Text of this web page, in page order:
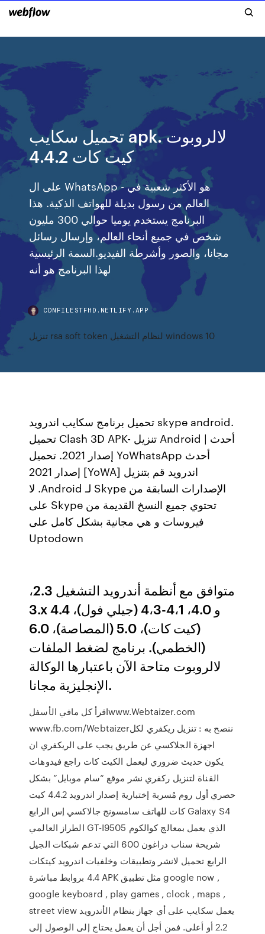
تحميل سكايب apk. لالروبوت
كيت كات 4.4.2
على ال WhatsApp - هو الأكثر شعبية في
العالم من رسول بديلة للهواتف الذكية. هذا
البرنامج يستخدم يوميا حوالي 300 مليون
شخص في جميع أنحاء العالم، وإرسال رسائل
مجانا، والصور وأشرطة الفيديو.السمة الرئيسية
لهذا البرنامج هو أنه
CDNFILESTFHD.NETLIFY.APP
تنزيل rsa soft token لنظام التشغيل windows 10
تحميل برنامج سكايب اندرويد skype android.
تحميل Clash 3D APK- تنزيل Android | أحدث
إصدار 2021. تحميل YoWhatsApp أحدث
إصدار 2021 [YoWA] اندرويد ‫قم بتنزيل
الإصدارات السابقة من Skype لـ Android. لا
تحتوي جميع النسخ القديمة من Skype على
فيروسات و هي مجانية بشكل كامل على
Uptodown
متوافق مع أنظمة أندرويد التشغيل 2.3،
3.x و 4.0، 4،1-4،3 (جيلي فول)، 4.4
(كيت كات)، 5.0 (المصاصة)، 6.0
(الخطمي). برنامج لضغط الملفات
لالروبوت متاحة الآن باعتبارها الوكالة
الإنجليزية مجانا.
اقرأ كل مافي الأسفلwww.Webtaizer.com
www.fb.com/Webtaizerننصح به : تنزيل ريكفري لكل
اجهزة الجلاكسي عن طريق يجب على الريكفري ان
يكون حديث ضروري ليعمل الكيت كات راجع فيدوهات
القناة لتنزيل ركفري نشر موقع “سام موبايل” بشكل
حصري أول روم مُسربة إختبارية إصدار اندرويد 4.4.2 كيت
كات للهاتف سامسونج جالاكسي إس الرابع Galaxy S4
الطراز العالمي GT-I9505 الذي يعمل بمعالج كوالكوم
شريحة سناب دراغون 600 التي تدعم شبكات الجيل
الرابع تحميل لانشر وتطبيقات وخلفيات اندرويد كيتكات
4.4 بروابط مباشرة APK مثل تطبيق google now ,
google keyboard , play games , clock , maps ,
street view يعمل سكايب على أي جهاز بنظام الأندرويد
2.2 أو أعلى. فمن أجل أن يعمل يحتاج إلى الوصول إلى